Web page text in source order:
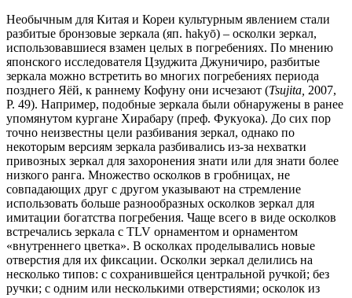
Необычным для Китая и Кореи культурным явлением стали
разбитые бронзовые зеркала (яп. hakyō) – осколки зеркал,
использовавшиеся взамен целых в погребениях. По мнению
японского исследователя Цзуджита Джуничиро, разбитые
зеркала можно встретить во многих погребениях периода
позднего Яёй, к раннему Кофуну они исчезают (Tsujita 2007,
P. 49). Например, подобные зеркала были обнаружены в ранее
упомянутом кургане Хирабару (преф. Фукуока). До сих пор
точно неизвестны цели разбивания зеркал, однако по
некоторым версиям зеркала разбивались из-за нехватки
привозных зеркал для захоронения знати или для знати более
низкого ранга. Множество осколков в гробницах, не
совпадающих друг с другом указывают на стремление
использовать больше разнообразных осколков зеркал для
имитации богатства погребения. Чаще всего в виде осколков
встречались зеркала с TLV орнаментом и орнаментом
«внутреннего цветка». В осколках проделывались новые
отверстия для их фиксации. Осколки зеркал делились на
несколько типов: с сохранившейся центральной ручкой; без
ручки; с одним или несколькими отверстиями; осколок из